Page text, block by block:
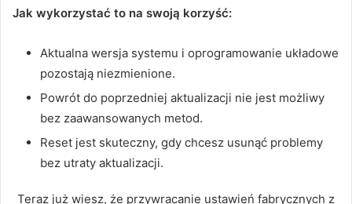
Jak wykorzystać to na swoją korzyść:
Aktualna wersja systemu i oprogramowanie układowe
pozostają niezmienione.
Powrót do poprzedniej aktualizacji nie jest możliwy
bez zaawansowanych metod.
Reset jest skuteczny, gdy chcesz usunąć problemy
bez utraty aktualizacji.
Teraz już wiesz, że przywracanie ustawień fabrycznych z